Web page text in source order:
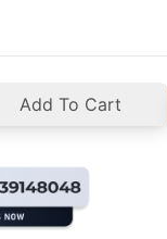
Add To Cart